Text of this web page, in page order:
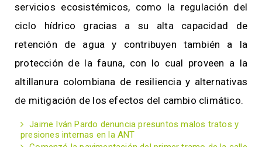
servicios ecosistémicos, como la regulación del
ciclo hídrico gracias a su alta capacidad de
retención de agua y contribuyen también a la
protección de la fauna, con lo cual proveen a la
altillanura colombiana de resiliencia y alternativas
de mitigación de los efectos del cambio climático.
Jaime Iván Pardo denuncia presuntos malos tratos y
presiones internas en la ANT